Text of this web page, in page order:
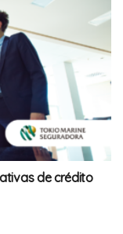
de crédito